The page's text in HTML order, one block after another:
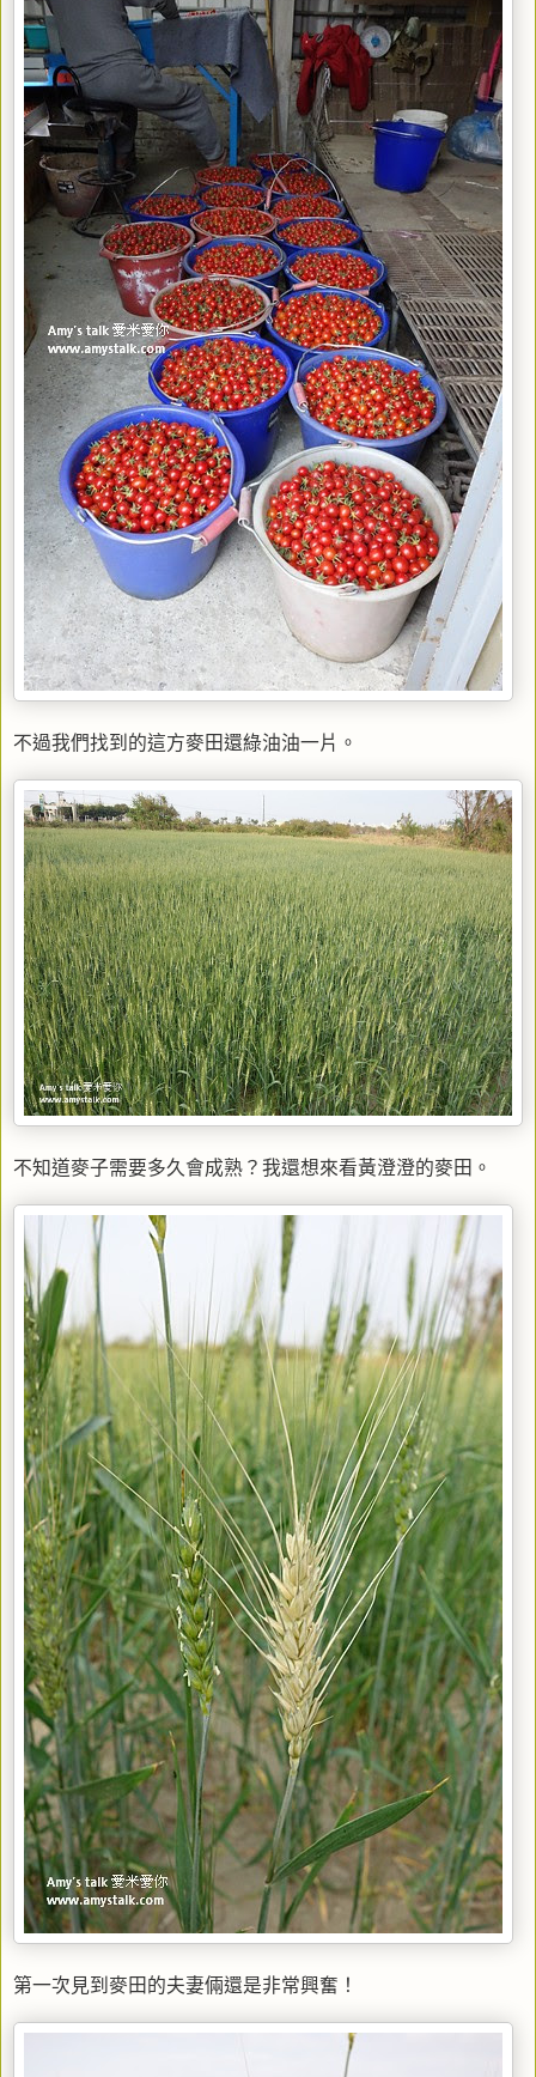
不過我們找到的這方麥田還綠油油一片。
不知道麥子需要多久會成熟？我還想來看黃澄澄的麥田。
第一次見到麥田的夫妻倆還是非常興奮！